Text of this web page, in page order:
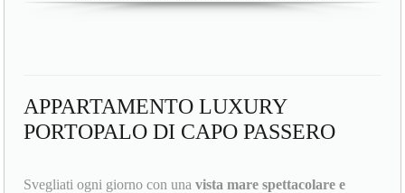
APPARTAMENTO LUXURY
PORTOPALO DI CAPO PASSERO
Svegliati ogni giorno con unavista mare spettacolare e